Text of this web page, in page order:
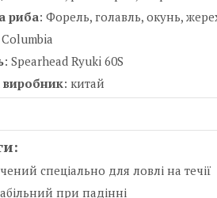
риба: Форель, голавль, окунь,
Columbia
: Spearhead Ryuki 60S
виробник: китай
спеціально для ловлі на течії
при падінні